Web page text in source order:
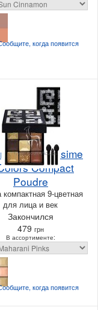
когдапоявится
Prismissime
Compact
Poudre
9-цветная
для лица и век
Закончился
479 грн
В ассортименте:
когдапоявится